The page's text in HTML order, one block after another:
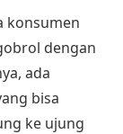
konsumen
dengan
ada
bisa
ke ujung